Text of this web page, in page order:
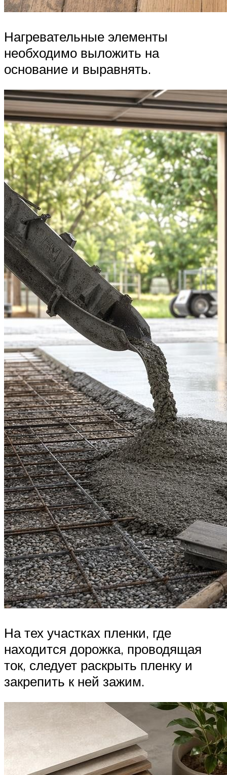
Нагревательные элементы
необходимо выложить на
основание и выравнять.
На тех участках пленки, где
находится дорожка, проводящая
ток, следует раскрыть пленку и
закрепить к ней зажим.